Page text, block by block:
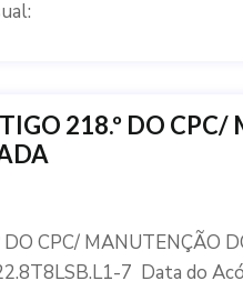
218.º DO CPC/
CPC/ MANUTENÇÃO
7 Data do